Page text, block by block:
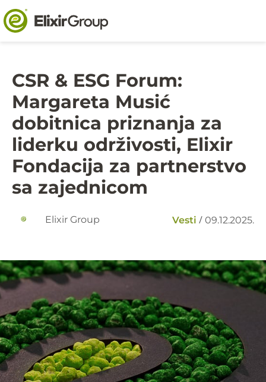
CSR & ESG Forum:
Margareta Musić
dobitnica priznanja za
liderku održivosti, Elixir
Fondacija za partnerstvo
sa zajednicom
Elixir Group Vesti / 09.12.2025.